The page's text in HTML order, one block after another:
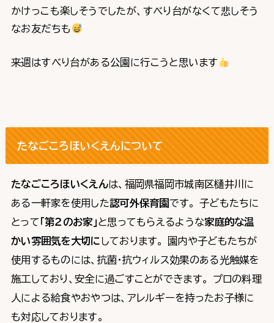
かけっこも楽しそうでしたが、すべり台がなくて悲しそう
なお友だちも
来週はすべり台がある公園に行こうと思います
たなごころほいくえんについて
たなごころほいくえんは、福岡県福岡市城南区樋井川に
ある一軒家を使用した認可外保育園です。 子どもたちに
とって 「第２のお家」と思ってもらえるような家庭的な温
かい雰囲気を大切に しております。 園内や子どもたちが
使用するものには、抗菌・抗ウィルス効果のある光触媒を
施工しており、安全に過ごすことができます。 プロの料理
人による給食やおやつは、アレルギーを持ったお子様に
も対応しております。